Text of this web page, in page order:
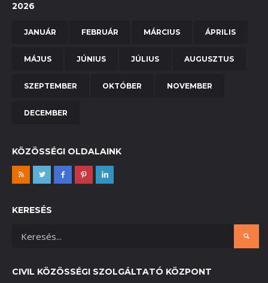
2026
JANUÁR FEBRUÁR MÁRCIUS ÁPRILIS
MÁJUS JÚNIUS JÚLIUS AUGUSZTUS
SZEPTEMBER OKTÓBER NOVEMBER
DECEMBER
KÖZÖSSÉGI OLDALAINK
KERESÉS
CIVIL KÖZÖSSÉGI SZOLGÁLTATÓ KÖZPONT